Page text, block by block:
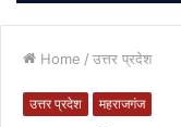
Home / उत्तर प्रदेश
उत्तर प्रदेश महराजगंज